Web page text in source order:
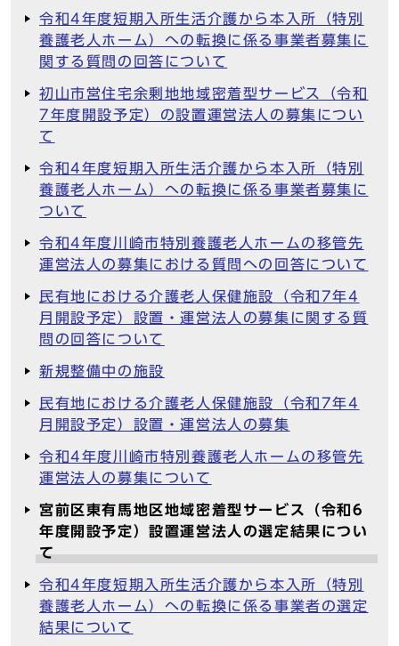
令和4年度短期入所生活介護から本入所（特別
養護老人ホーム）への転換に係る事業者募集に
関する質問の回答について
初山市営住宅余剰地地域密着型サービス（令和
7年度開設予定）の設置運営法人の募集につい
て
令和4年度短期入所生活介護から本入所（特別
養護老人ホーム）への転換に係る事業者募集に
ついて
令和4年度川崎市特別養護老人ホームの移管先
運営法人の募集における質問への回答について
民有地における介護老人保健施設（令和7年4
月開設予定）設置・運営法人の募集に関する質
問の回答について
新規整備中の施設
民有地における介護老人保健施設（令和7年4
月開設予定）設置・運営法人の募集
令和4年度川崎市特別養護老人ホームの移管先
運営法人の募集について
宮前区東有馬地区地域密着型サービス（令和6
年度開設予定）設置運営法人の選定結果につい
て
令和4年度短期入所生活介護から本入所（特別
養護老人ホーム）への転換に係る事業者の選定
結果について